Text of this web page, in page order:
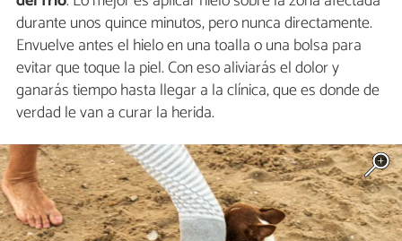
durante unos quince minutos, pero nunca directamente.
Envuelve antes el hielo en una toalla o una bolsa para
evitar que toque la piel. Con eso aliviarás el dolor y
ganarás tiempo hasta llegar a la clínica, que es donde de
verdad le van a curar la herida.